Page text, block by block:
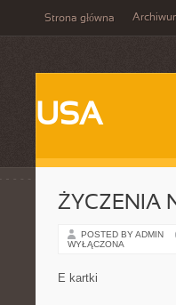
Strona główna
USA
ŻYCZENIA
POSTED BY ADMIN
WYŁĄCZONA
E kartki